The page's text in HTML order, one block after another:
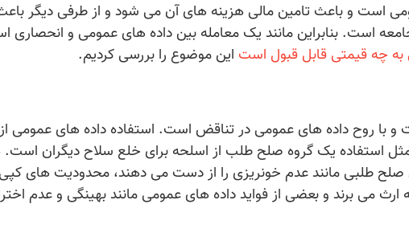
است و باعث تامین مالی هزینه های آن می شود و از طرفی دیگر
است. بنابراین مانند یک معامله بین داده های عمومی و انحصاری
به چه قیمتی قابل قبول است این موضوع را بررسی کردیم.
با روح داده های عمومی در تناقض است. استفاده داده های عمومی
استفاده یک گروه صلح طلب از اسلحه برای خلع سلاح دیگران
صلح طلبی مانند عدم خونریزی را از دست می دهند، محدودیت های
می برند و بعضی از فواید داده های عمومی مانند بهینگی و عدم